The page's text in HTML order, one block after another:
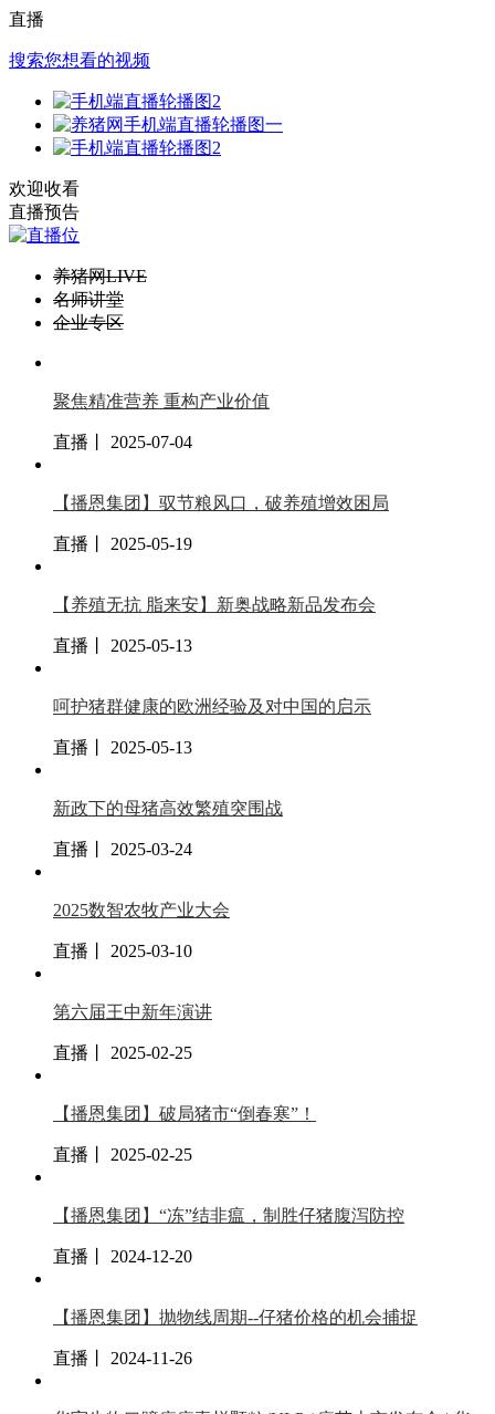
直播
搜索您想看的视频
欢迎收看
直播预告
养猪网LIVE
名师讲堂
企业专区
聚焦精准营养 重构产业价值
直播丨 2025-07-04
【播恩集团】驭节粮风口，破养殖增效困局
直播丨 2025-05-19
【养殖无抗 脂来安】新奥战略新品发布会
直播丨 2025-05-13
呵护猪群健康的欧洲经验及对中国的启示
直播丨 2025-05-13
新政下的母猪高效繁殖突围战
直播丨 2025-03-24
2025数智农牧产业大会
直播丨 2025-03-10
第六届王中新年演讲
直播丨 2025-02-25
【播恩集团】破局猪市“倒春寒”！
直播丨 2025-02-25
【播恩集团】“冻”结非瘟，制胜仔猪腹泻防控
直播丨 2024-12-20
【播恩集团】抛物线周期--仔猪价格的机会捕捉
直播丨 2024-11-26